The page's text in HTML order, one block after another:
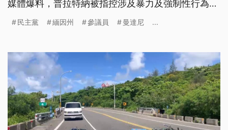
媒體爆料，普拉特納被指控涉及暴力及強制性行為，
內已經幾位重量級人士，公開呼籲，要求他主動退
民主黨 緬因州 參議員 曼達尼 ...